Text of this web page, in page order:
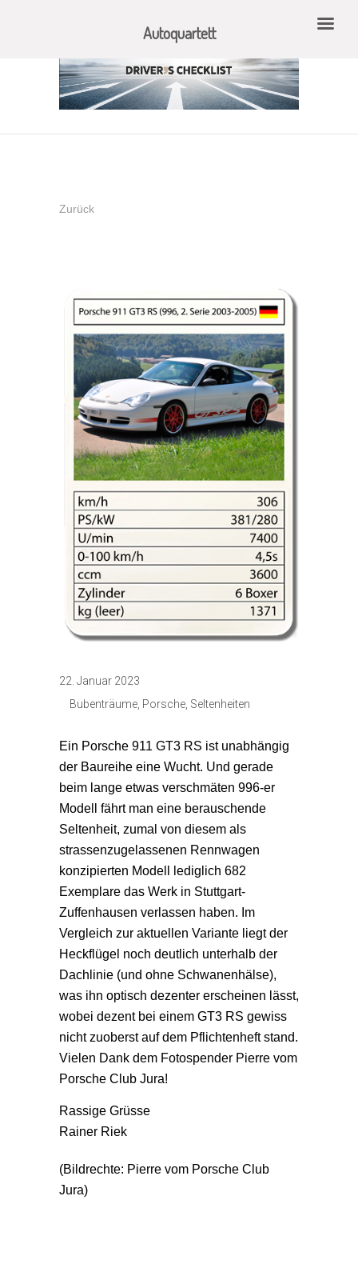
Zurück
22. Januar 2023
Bubenträume Porsche Seltenheiten
Ein Porsche 911 GT3 RS ist unabhängig
der Baureihe eine Wucht. Und gerade
beim lange etwas verschmäten 996-er
Modell fährt man eine berauschende
Seltenheit, zumal von diesem als
strassenzugelassenen Rennwagen
konzipierten Modell lediglich 682
Exemplare das Werk in Stuttgart-
Zuffenhausen verlassen haben. Im
Vergleich zur aktuellen Variante liegt der
Heckflügel noch deutlich unterhalb der
Dachlinie (und ohne Schwanenhälse),
was ihn optisch dezenter erscheinen lässt,
wobei dezent bei einem GT3 RS gewiss
nicht zuoberst auf dem Pflichtenheft stand.
Vielen Dank dem Fotospender Pierre vom
Porsche Club Jura!
Rassige Grüsse
Rainer Riek
(Bildrechte: Pierre vom Porsche Club
Jura)
Autoquartett